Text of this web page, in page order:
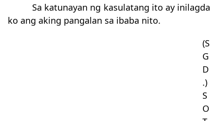
Sa katunayan ng kasulatang ito ay inilagda
ko ang aking pangalan sa ibaba nito.
(S
G
D
.)
S
O